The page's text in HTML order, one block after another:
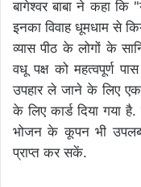
बागेश्वर बाबा ने कहा कि
इनका विवाह धूमधाम से
व्यास पीठ के लोगों के
वधू पक्ष को महत्वपूर्ण
उपहार ले जाने के लिए एक
के लिए कार्ड दिया गया
भोजन के कूपन भी
प्राप्त कर सकें.